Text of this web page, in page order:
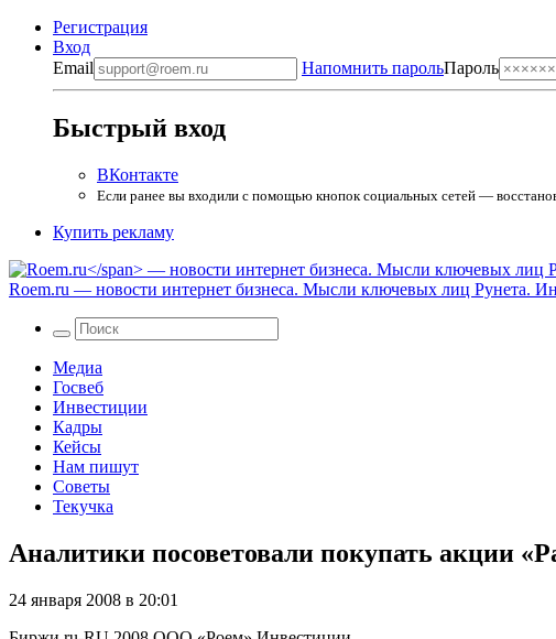
Регистрация
Вход
Email
Напомнить парольПароль
Быстрый вход
ВКонтакте
Если ранее вы входили с помощью кнопок социальных сетей —
Купить рекламу
Roem.ru — новости интернет бизнеса. Мысли ключевых лиц Рунета.
Медиа
Госвеб
Инвестиции
Кадры
Кейсы
Нам пишут
Советы
Текучка
Аналитики посоветовали покупать акции
24 января 2008 в 20:01